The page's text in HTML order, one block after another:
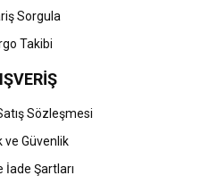
GönderSorgula
Takibi
Sözleşmesi
ve Güvenlik
İade Şartları